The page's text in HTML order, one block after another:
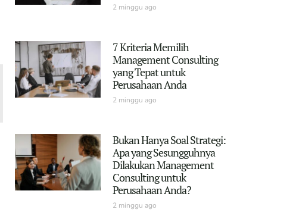
2 minggu ago
7 Kriteria Memilih
Management Consulting
yang Tepat untuk
Perusahaan Anda
2 minggu ago
Bukan Hanya Soal Strategi:
Apa yang Sesungguhnya
Dilakukan Management
Consulting untuk
Perusahaan Anda?
2 minggu ago